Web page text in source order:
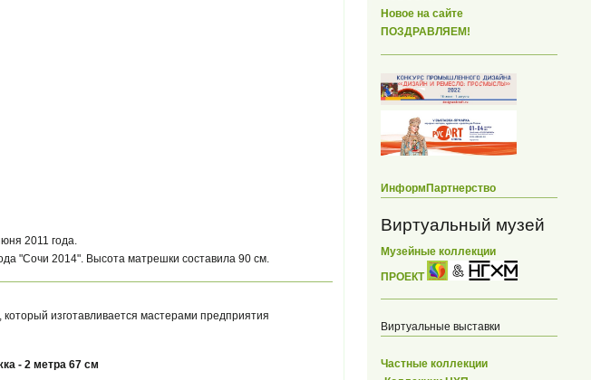
2011 года.
"Сочи 2014". Высота матрешки составила 90 см.
, который изготавливается мастерами предприятия
- 2 метра 67 см
Новое на сайте
ПОЗДРАВЛЯЕМ!
ИнформПартнерство
Виртуальный музей
Музейные коллекции
ПРОЕКТ
Виртуальные выставки
Частные коллекции